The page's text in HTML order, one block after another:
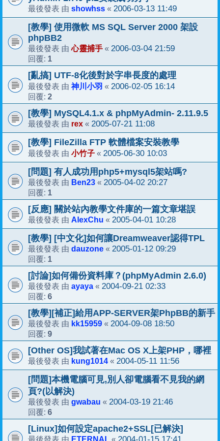
最後發表 由 showhss « 2006-03-13 11:49
[教學] 使用微軟 MS SQL Server 2000 架設
phpBB2
最後發表 由心靈捕手 « 2006-03-04 21:59
回覆: 1
[亂搞] UTF-8化後對於字串長度的處理
最後發表 由 神川小羽 « 2006-02-05 16:14
回覆: 2
[教學] MySQL4.1.x & phpMyAdmin- 2.11.9.5
最後發表 由 rex « 2005-07-21 11:08
[教學] FileZilla FTP 軟體檔案安裝教學
最後發表 由 小竹子 « 2005-06-30 10:03
[問題] 有人成功用php5+mysql5架站嗎?
最後發表 由 Ben23 « 2005-04-02 20:27
回覆: 1
[反應] 關於站內教學文件庫的一篇文章堪誤
最後發表 由 AlexChu « 2005-04-01 10:28
[教學] [中文化]如何讓Dreamweaver認得TPL
最後發表 由 dauzone « 2005-01-12 09:29
回覆: 1
[討論]如何備份資料庫？(phpMyAdmin 2.6.0)
最後發表 由 ayaya « 2004-09-21 02:33
回覆: 6
[教學][補正]給用APP-SERVER架PhpBB的新手
最後發表 由 kk15959 « 2004-09-08 18:50
回覆: 9
[Other OS]我試著在Mac OS X上架PHP，哪裡
最後發表 由 kung1014 « 2004-05-11 11:56
[問題]本機電腦可見,別人卻電腦看不見我的網
頁?(以解決)
最後發表 由 gwabau « 2004-03-19 21:46
回覆: 6
[Linux]如何設定apache2+SSL[已解決]
ETERNAL